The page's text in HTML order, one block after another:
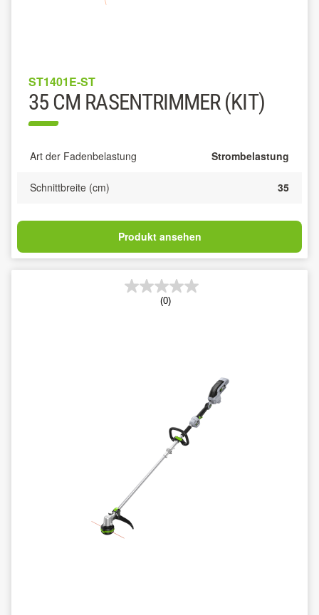
ST1401E-ST
35 CM RASENTRIMMER (KIT)
Art der Fadenbelastung Strombelastung
Schnittbreite (cm) 35
Produkt ansehen
(0)